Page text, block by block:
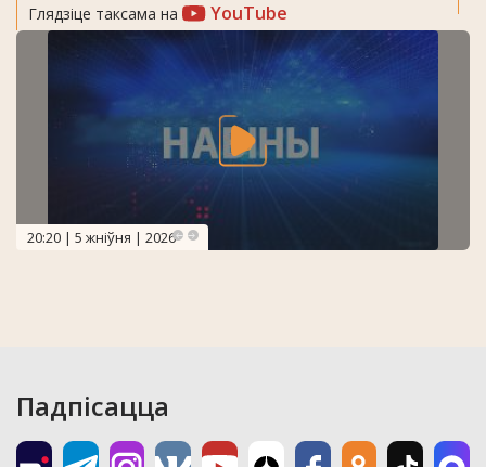
Глядзіце таксама на YouTube
20:20 | 5 жніўня | 2026
Падпісацца